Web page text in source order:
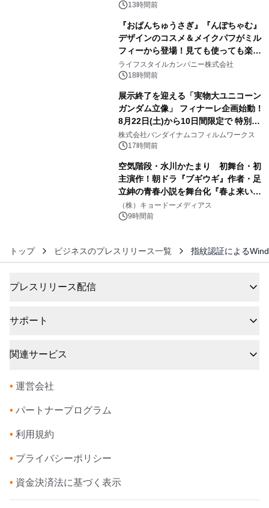
13時間前
『おぱんちゅうさぎ』『んぽちゃむ』
デザインのコスメ＆メイクパフがミル
フィーから登場！見ても使っても楽し
い、ポップでキュートなコレクショ
ン。
ライフスタイルカンパニー株式会社
18時間前
展示終了を迎える「実物大ユニコーン
ガンダム立像」 フィナーレ企画始動！
8月22日(土)から10日間限定で 特別映
像『UNICORN GUNDAM Statue ―
BEYOND POSSIBILITY ―』を上映！
株式会社バンダイナムコフィルムワークス
17時間前
空気階段・水川かたまり 初舞台・初
主演作！朝ドラ『ブギウギ』作者・足
立紳の青春小説を舞台化『春よ来い、
マジで来い』キービジュアル解禁！
（株）キョードーメディアス
9時間前
トップ ビジネスのプレスリリース一覧 指紋認証による
プレスリリース配信
サポート
関連サービス
• 運営会社
• パートナープログラム
• 利用規約
• プライバシーポリシー
• 資金決済法に基づく表示